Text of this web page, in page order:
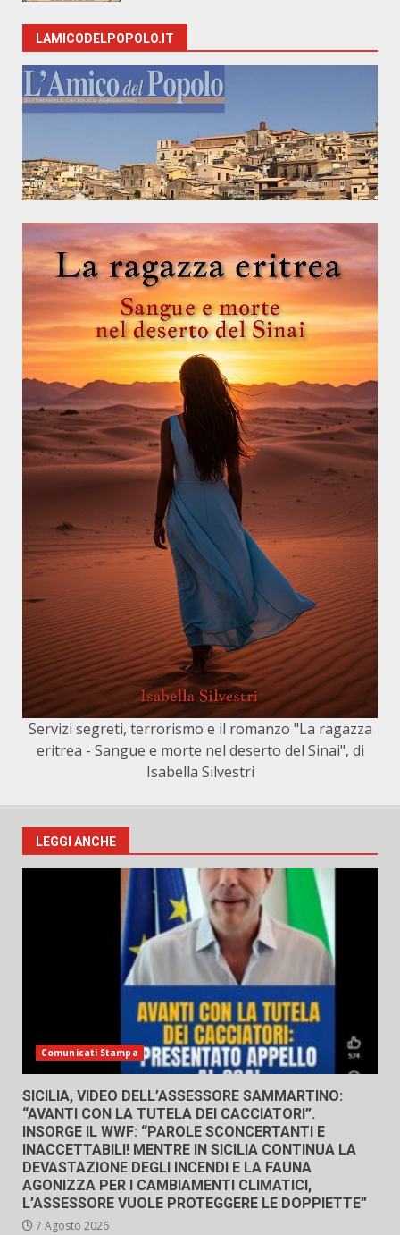
LAMICODELPOPOLO.IT
Servizi segreti, terrorismo e il romanzo "La ragazza
eritrea - Sangue e morte nel deserto del Sinai", di
Isabella Silvestri
LEGGI ANCHE
Comunicati Stampa
SICILIA, VIDEO DELL’ASSESSORE SAMMARTINO:
“AVANTI CON LA TUTELA DEI CACCIATORI”.
INSORGE IL WWF: “PAROLE SCONCERTANTI E
INACCETTABILI! MENTRE IN SICILIA CONTINUA LA
DEVASTAZIONE DEGLI INCENDI E LA FAUNA
AGONIZZA PER I CAMBIAMENTI CLIMATICI,
L’ASSESSORE VUOLE PROTEGGERE LE DOPPIETTE”
7 Agosto 2026